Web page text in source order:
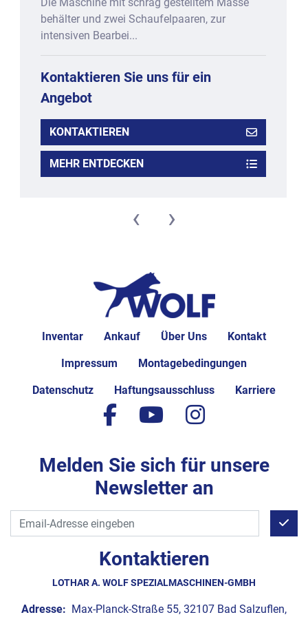
behälter und zwei Schaufelpaaren, zur
intensiven Bearbei...
Kontaktieren Sie uns für ein
Angebot
KONTAKTIEREN
MEHR ENTDECKEN
‹ ›
Inventar Ankauf Über Uns Kontakt
Impressum Montagebedingungen
Datenschutz Haftungsausschluss Karriere
Kontaktieren
LOTHAR A. WOLF SPEZIALMASCHINEN-GMBH
Adresse: Max-Planck-Straße 55, 32107 Bad Salzuflen,
facebook
youtubeinstagram
Melden Sie sich für unsere
Newsletter an